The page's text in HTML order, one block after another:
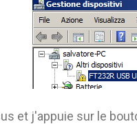
et j'appuie sur le